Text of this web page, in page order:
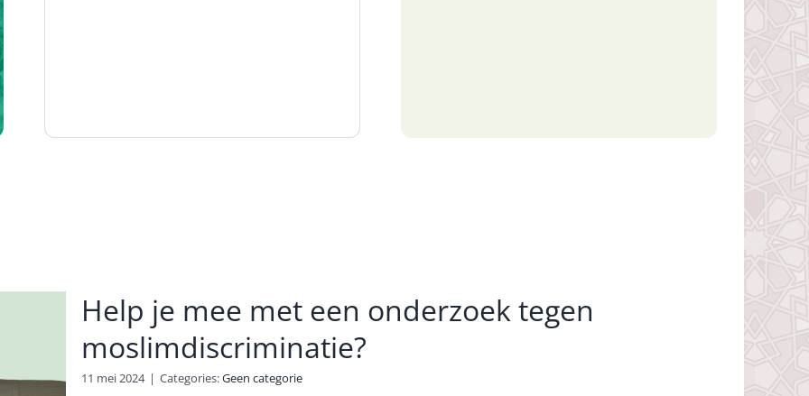
Help je mee met een onderzoek tegen
moslimdiscriminatie?
11 mei 2024 | Categories:Geen categorie